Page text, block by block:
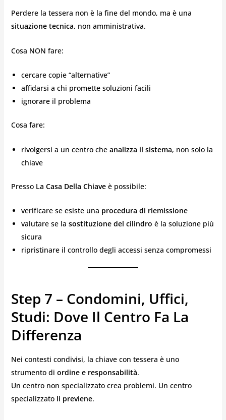
Perdere la tessera non è la fine del mondo, ma è una
situazione tecnica, non amministrativa.
Cosa NON fare:
cercare copie “alternative”
affidarsi a chi promette soluzioni facili
ignorare il problema
Cosa fare:
rivolgersi a un centro che analizza il sistema, non solo la
chiave
Presso La Casa Della Chiaveè possibile:
verificare se esiste una procedura di riemissione
valutare se la sostituzione del cilindro è la soluzione più
sicura
ripristinare il controllo degli accessi senza compromessi
Step 7 – Condomini, Uffici,
Studi: Dove Il Centro Fa La
Differenza
Nei contesti condivisi, la chiave con tessera è uno
strumento di ordine e responsabilità.
Un centro non specializzato crea problemi. Un centro
specializzato li previene.